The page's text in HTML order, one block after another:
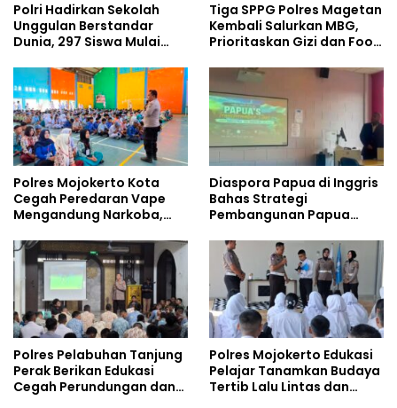
Polri Hadirkan Sekolah
Unggulan Berstandar
Dunia, 297 Siswa Mulai
Tiga SPPG Polres Magetan
Kembali Salurkan MBG,
Prioritaskan Gizi dan Food
Polres Mojokerto Kota
Cegah Peredaran Vape
Mengandung Narkoba,
Kalangan Remaja
Diaspora Papua di Inggris
Bahas Strategi
Pembangunan Papua
Doktoral Internasional
Polres Pelabuhan Tanjung
Perak Berikan Edukasi
Cegah Perundungan dan
Polres Mojokerto Edukasi
Pelajar Tanamkan Budaya
Tertib Lalu Lintas dan